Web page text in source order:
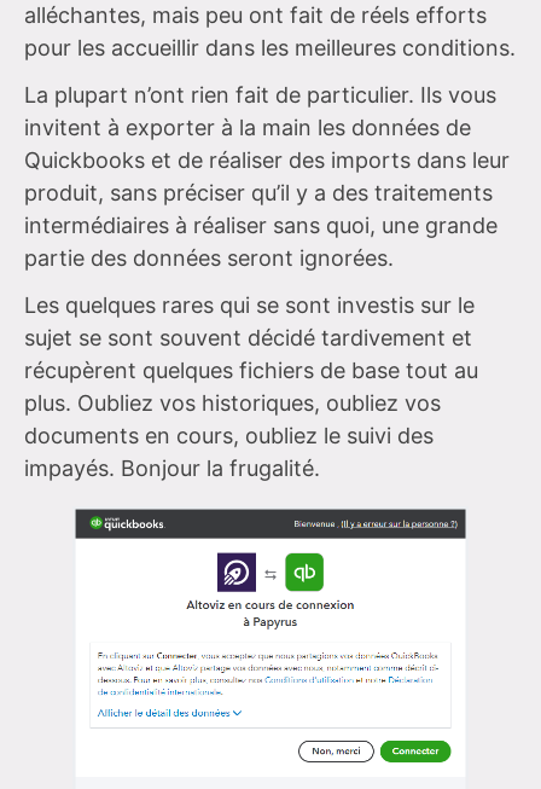
alléchantes, mais peu ont fait de réels efforts
pour les accueillir dans les meilleures conditions.
La plupart n’ont rien fait de particulier. Ils vous
invitent à exporter à la main les données de
Quickbooks et de réaliser des imports dans leur
produit, sans préciser qu’il y a des traitements
intermédiaires à réaliser sans quoi, une grande
partie des données seront ignorées.
Les quelques rares qui se sont investis sur le
sujet se sont souvent décidé tardivement et
récupèrent quelques fichiers de base tout au
plus. Oubliez vos historiques, oubliez vos
documents en cours, oubliez le suivi des
impayés. Bonjour la frugalité.